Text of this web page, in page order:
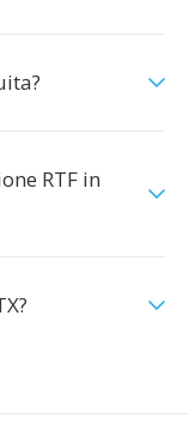
RTF in